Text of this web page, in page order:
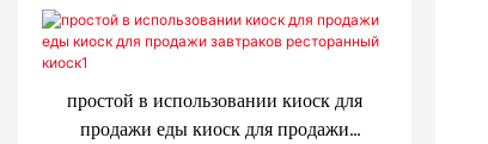
простой в использовании киоск для
продажи еды киоск для продажи